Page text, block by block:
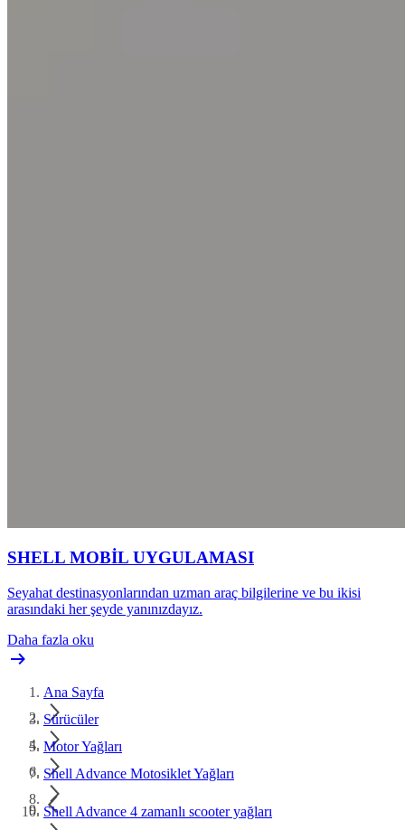
SHELL MOBİL UYGULAMASI
Seyahat destinasyonlarından uzman araç bilgilerine ve bu ikisi
arasındaki her şeyde yanınızdayız.
Daha fazla oku
Ana Sayfa
Sürücüler
Motor Yağları
Shell Advance Motosiklet Yağları
Shell Advance 4 zamanlı scooter yağları